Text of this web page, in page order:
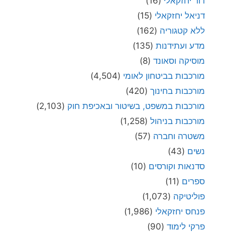
דניאל יחזקאלי (15)
ללא קטגוריה (162)
מדע ועתידנות (135)
מוסיקה וסאונד (8)
מורכבות בביטחון לאומי (4,504)
מורכבות בחינוך (420)
מורכבות במשפט, בשיטור ובאכיפת חוק (2,103)
מורכבות בניהול (1,258)
משטרה וחברה (57)
נשים (43)
סדנאות וקורסים (10)
ספרים (11)
פוליטיקה (1,073)
פנחס יחזקאלי (1,986)
פרקי לימוד (90)